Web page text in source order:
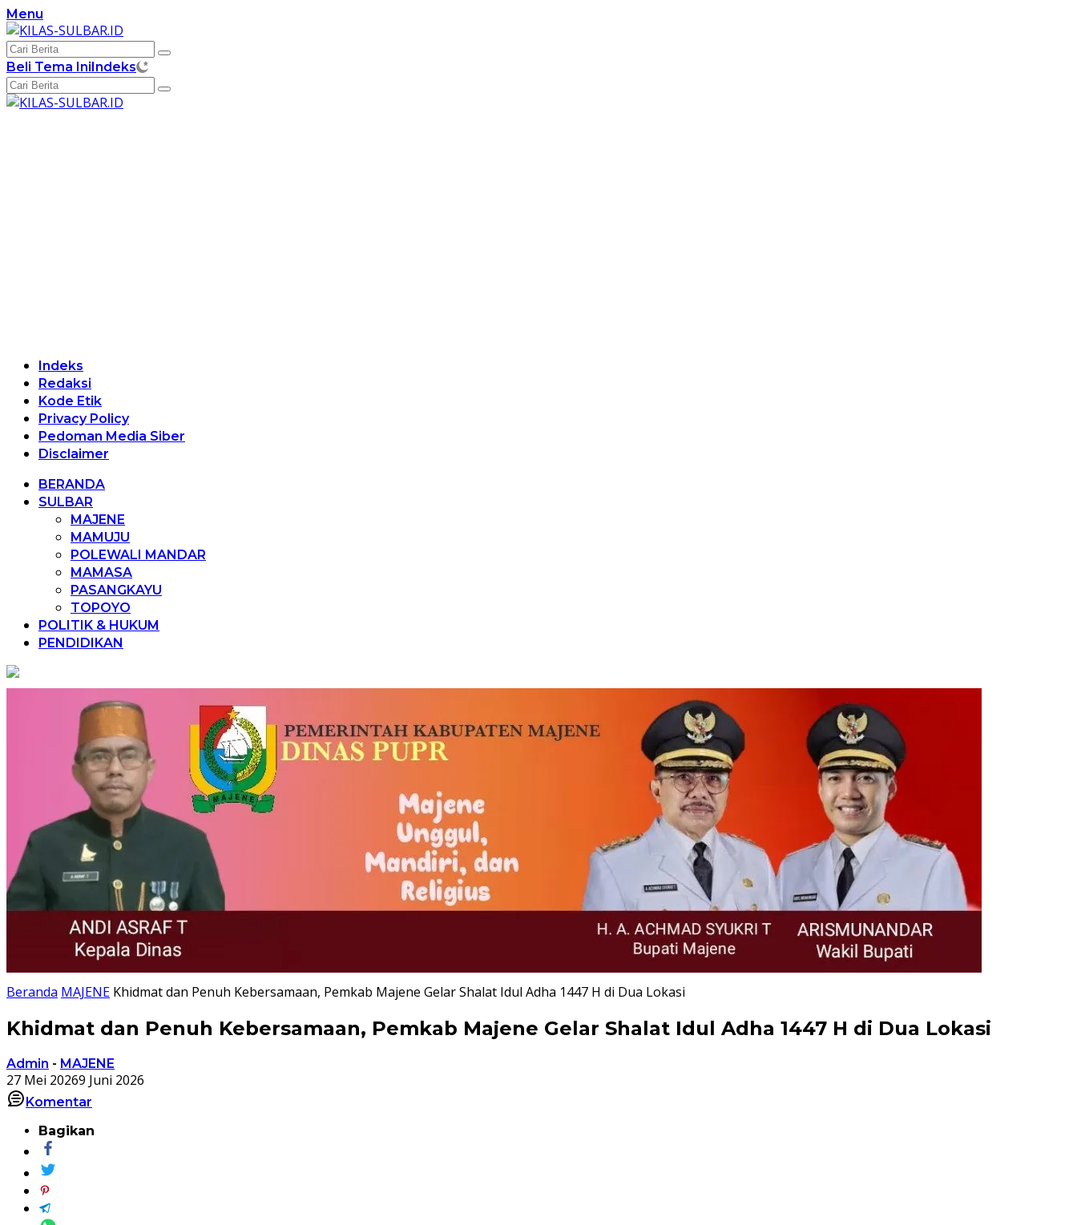
Langsung
ke
konten
Menu
Beli Tema IniIndeks
Indeks
Redaksi
Kode Etik
Privacy Policy
Pedoman Media Siber
Disclaimer
BERANDA
SULBAR
MAJENE
MAMUJU
POLEWALI MANDAR
MAMASA
PASANGKAYU
TOPOYO
POLITIK & HUKUM
PENDIDIKAN
Beranda MAJENE Khidmat dan Penuh Kebersamaan, Pemkab Majene Gelar Shalat Idul Adha 1447 H di Dua Lokasi
Khidmat dan Penuh Kebersamaan, Pemkab Majene Gelar Shalat Idul Adha 1447 H di Dua Lokasi
Admin - MAJENE
27 Mei 20269 Juni 2026
Komentar
Bagikan